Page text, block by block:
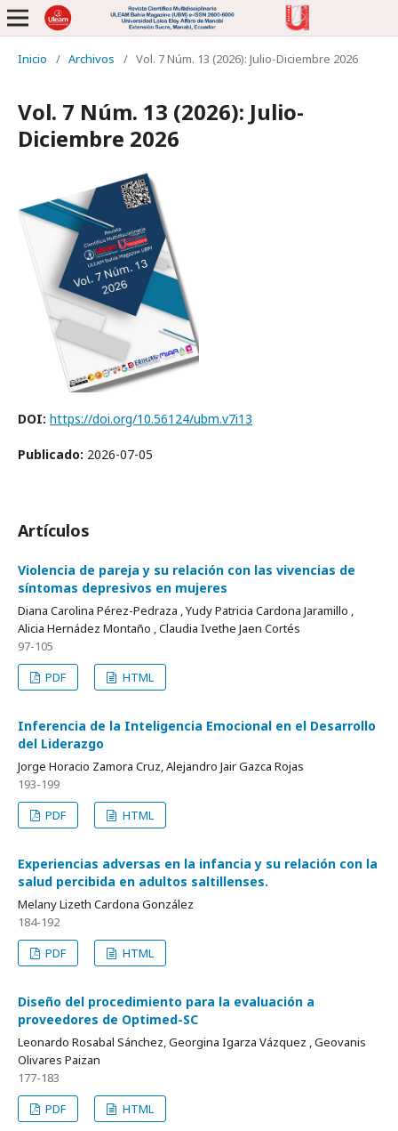
Inicio / Archivos / Vol. 7 Núm. 13 (2026): Julio-Diciembre 2026
Vol. 7 Núm. 13 (2026): Julio-
Diciembre 2026
DOI: https://doi.org/10.56124/ubm.v7i13
Publicado: 2026-07-05
Artículos
Violencia de pareja y su relación con las vivencias de
síntomas depresivos en mujeres
Diana Carolina Pérez-Pedraza , Yudy Patricia Cardona Jaramillo ,
Alicia Hernádez Montaño , Claudia Ivethe Jaen Cortés
97-105
PDF
HTML
Inferencia de la Inteligencia Emocional en el Desarrollo
del Liderazgo
Jorge Horacio Zamora Cruz, Alejandro Jair Gazca Rojas
193-199
PDF
HTML
Experiencias adversas en la infancia y su relación con la
salud percibida en adultos saltillenses.
Melany Lizeth Cardona González
184-192
PDF
HTML
Diseño del procedimiento para la evaluación a
proveedores de Optimed-SC
Leonardo Rosabal Sánchez, Georgina Igarza Vázquez , Geovanis
Olivares Paizan
177-183
PDF
HTML